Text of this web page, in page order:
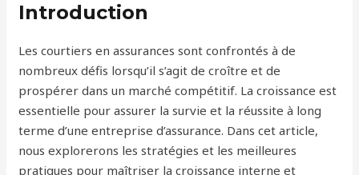
Introduction
Les courtiers en assurances sont confrontés à de
nombreux défis lorsqu’il s’agit de croître et de
prospérer dans un marché compétitif. La croissance est
essentielle pour assurer la survie et la réussite à long
terme d’une entreprise d’assurance. Dans cet article,
nous explorerons les stratégies et les meilleures
pratiques pour maîtriser la croissance interne et